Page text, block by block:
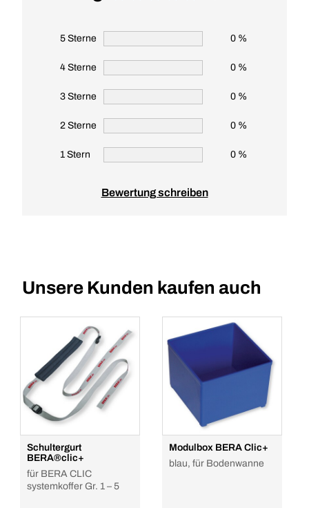
5 Sterne 0 %
4 Sterne 0 %
3 Sterne 0 %
2 Sterne 0 %
1 Stern 0 %
Bewertung schreiben
Unsere Kunden kaufen auch
Schultergurt
BERA®clic+
für BERA CLIC
systemkoffer Gr. 1 – 5
Modulbox BERA Clic+
blau, für Bodenwanne